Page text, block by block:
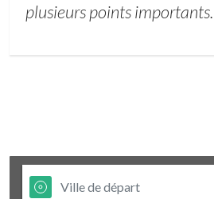
plusieurs points importants.